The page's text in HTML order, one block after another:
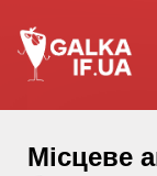
Місцеве